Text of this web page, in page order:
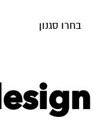
בחרו סגנון